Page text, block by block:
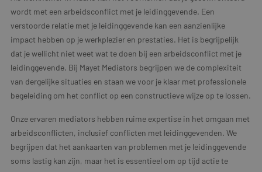
wordt met een arbeidsconflict met je leidinggevende. Een
verstoorde relatie met je leidinggevende kan een aanzienlijke
impact hebben op je werkplezier en prestaties. Het is begrijpelijk
dat je wellicht niet weet wat te doen bij een arbeidsconflict met je
leidinggevende. Bij Mayet Mediators begrijpen we de complexiteit
van dergelijke situaties en staan we voor je klaar met professionele
begeleiding om het conflict op een constructieve wijze op te lossen.
Onze ervaren mediators hebben ruime expertise in het omgaan met
arbeidsconflicten, inclusief conflicten met leidinggevenden. We
begrijpen dat het aankaarten van problemen met je leidinggevende
soms lastig kan zijn, maar het is essentieel om op tijd actie te